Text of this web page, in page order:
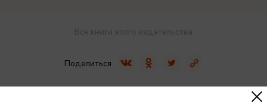
Поделиться